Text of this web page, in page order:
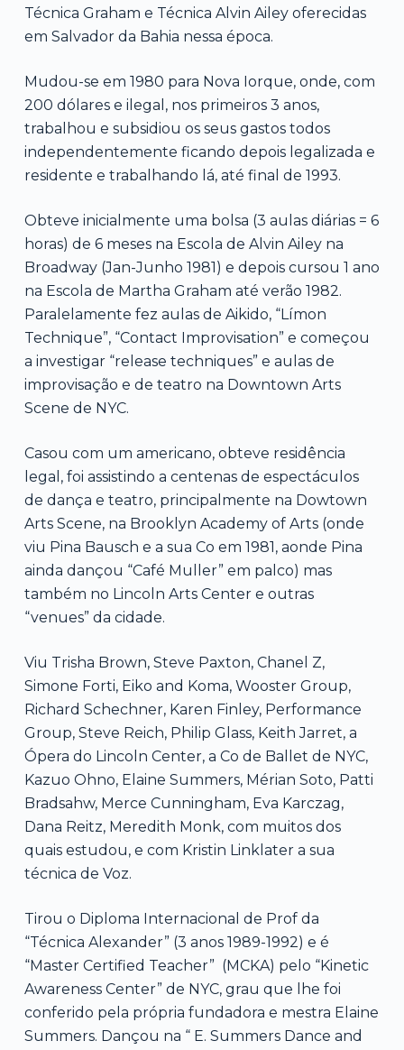
Técnica Graham e Técnica Alvin Ailey oferecidas
em Salvador da Bahia nessa época.
Mudou-se em 1980 para Nova Iorque, onde, com
200 dólares e ilegal, nos primeiros 3 anos,
trabalhou e subsidiou os seus gastos todos
independentemente ficando depois legalizada e
residente e trabalhando lá, até final de 1993.
Obteve inicialmente uma bolsa (3 aulas diárias = 6
horas) de 6 meses na Escola de Alvin Ailey na
Broadway (Jan-Junho 1981) e depois cursou 1 ano
na Escola de Martha Graham até verão 1982.
Paralelamente fez aulas de Aikido, “Límon
Technique”, “Contact Improvisation” e começou
a investigar “release techniques” e aulas de
improvisação e de teatro na Downtown Arts
Scene de NYC.
Casou com um americano, obteve residência
legal, foi assistindo a centenas de espectáculos
de dança e teatro, principalmente na Dowtown
Arts Scene, na Brooklyn Academy of Arts (onde
viu Pina Bausch e a sua Co em 1981, aonde Pina
ainda dançou “Café Muller” em palco) mas
também no Lincoln Arts Center e outras
“venues” da cidade.
Viu Trisha Brown, Steve Paxton, Chanel Z,
Simone Forti, Eiko and Koma, Wooster Group,
Richard Schechner, Karen Finley, Performance
Group, Steve Reich, Philip Glass, Keith Jarret, a
Ópera do Lincoln Center, a Co de Ballet de NYC,
Kazuo Ohno, Elaine Summers, Mérian Soto, Patti
Bradsahw, Merce Cunningham, Eva Karczag,
Dana Reitz, Meredith Monk, com muitos dos
quais estudou, e com Kristin Linklater a sua
técnica de Voz.
Tirou o Diploma Internacional de Prof da
“Técnica Alexander” (3 anos 1989-1992) e é
“Master Certified Teacher” (MCKA) pelo “Kinetic
Awareness Center” de NYC, grau que lhe foi
conferido pela própria fundadora e mestra Elaine
Summers. Dançou na “ E. Summers Dance and